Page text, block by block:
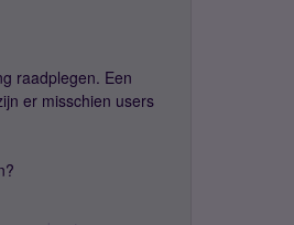
raadplegen. Een
er misschien users